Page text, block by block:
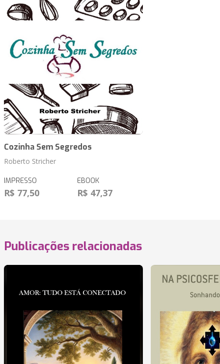
Cozinha Sem Segredos
Roberto Stricher
IMPRESSO
R$ 77,50
EBOOK
R$ 47,37
Publicações relacionadas